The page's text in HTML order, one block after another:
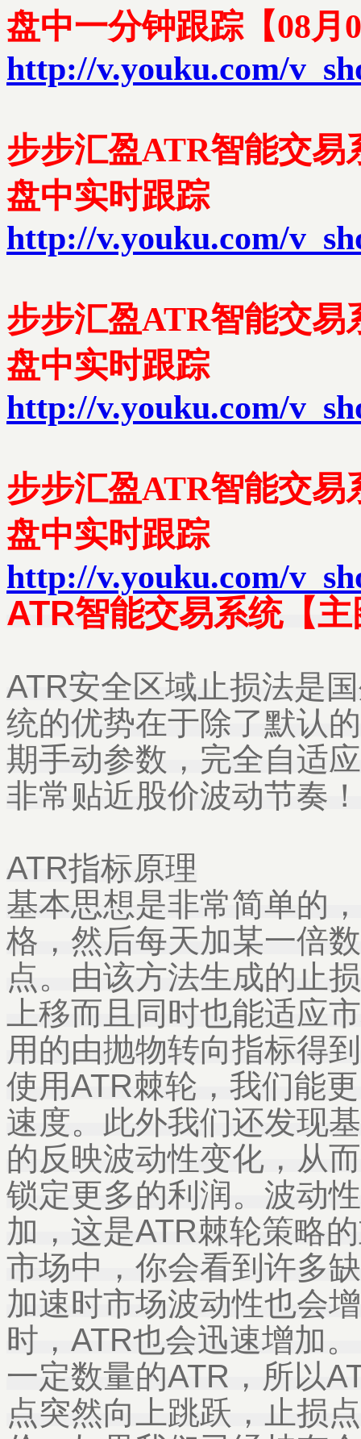
盘中一分钟跟踪【08月
http://v.youku.com/
步步汇盈ATR智能交易
盘中实时跟踪
http://v.youku.com/
步步汇盈ATR智能交易
盘中实时跟踪
http://v.youku.com/
步步汇盈ATR智能交易
盘中实时跟踪
http://v.youku.com/
ATR智能交易系统【主
ATR安全区域止损法是
统的优势在于除了默认
期手动参数，完全自适
非常贴近股价波动节奏！
ATR指标原理
基本思想是非常简单的
格，然后每天加某一倍
点。由该方法生成的止
上移而且同时也能适应
用的由抛物转向指标得
使用ATR棘轮，我们能
速度。此外我们还发现
的反映波动性变化，从
锁定更多的利润。波动
加，这是ATR棘轮策略
市场中，你会看到许多
加速时市场波动性也会
时，ATR也会迅速增加
一定数量的ATR，所以
点突然向上跳跃，止损